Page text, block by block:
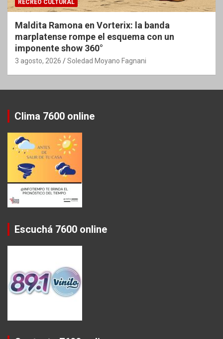
RECREO CULTURAL
Maldita Ramona en Vorterix: la banda
marplatense rompe el esquema con un
imponente show 360°
3 agosto, 2026 Soledad Moyano Fagnani
Clima 7600 online
Escuchá 7600 online